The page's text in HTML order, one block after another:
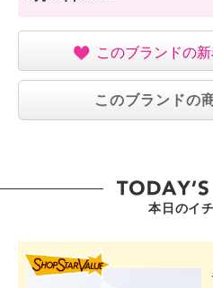
このブランドの
このブランドの
本日のイ